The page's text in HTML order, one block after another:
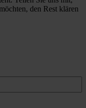
den Rest klären